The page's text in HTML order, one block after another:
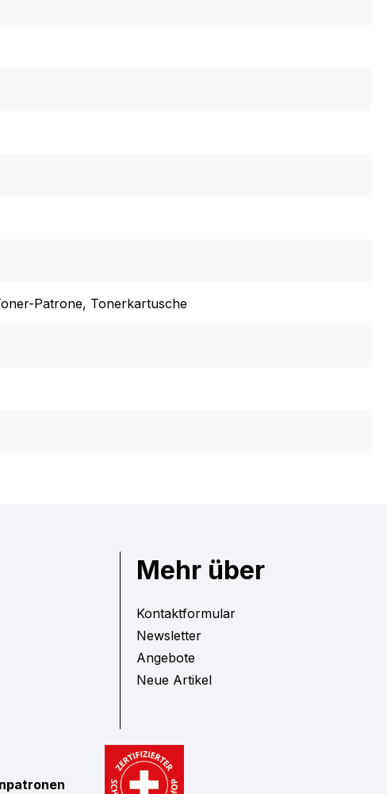
Patrone, Tonerkartusche
Mehr über
Kontaktformular
Newsletter
Angebote
Neue Artikel